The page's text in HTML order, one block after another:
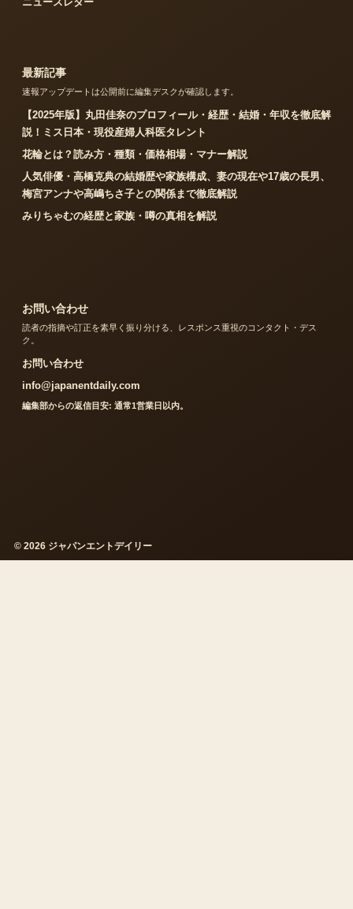
最新記事
速報アップデートは公開前に編集デスクが確認します。
【2025年版】丸田佳奈のプロフィール・経歴・結婚・年収を徹底解
説！ミス日本・現役産婦人科医タレント
花輪とは？読み方・種類・価格相場・マナー解説
人気俳優・高橋克典の結婚歴や家族構成、妻の現在や17歳の長男、
梅宮アンナや高嶋ちさ子との関係まで徹底解説
みりちゃむの経歴と家族・噂の真相を解説
お問い合わせ
読者の指摘や訂正を素早く振り分ける、レスポンス重視のコンタクト・デス
ク。
お問い合わせ
info@japanentdaily.com
編集部からの返信目安: 通常1営業日以内。
© 2026 ジャパンエントデイリー